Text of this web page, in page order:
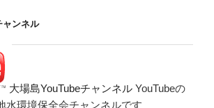
ャンネル
大場島YouTubeチャンネル YouTubeの
水環境保全会チャンネルです